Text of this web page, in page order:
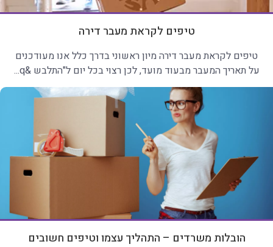
טיפים לקראת מעבר דירה
טיפים לקראת מעבר דירה מיון ראשוני בדרך כלל אנו מעודכנים
על תאריך המעבר מבעוד מועד, לכן רצוי בכל יום ל"התלבש &q...
הובלות משרדים – התהליך עצמו וטיפים חשובים